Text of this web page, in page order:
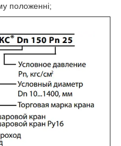
положенні;